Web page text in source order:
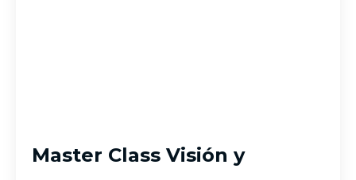
Master Class Visión y